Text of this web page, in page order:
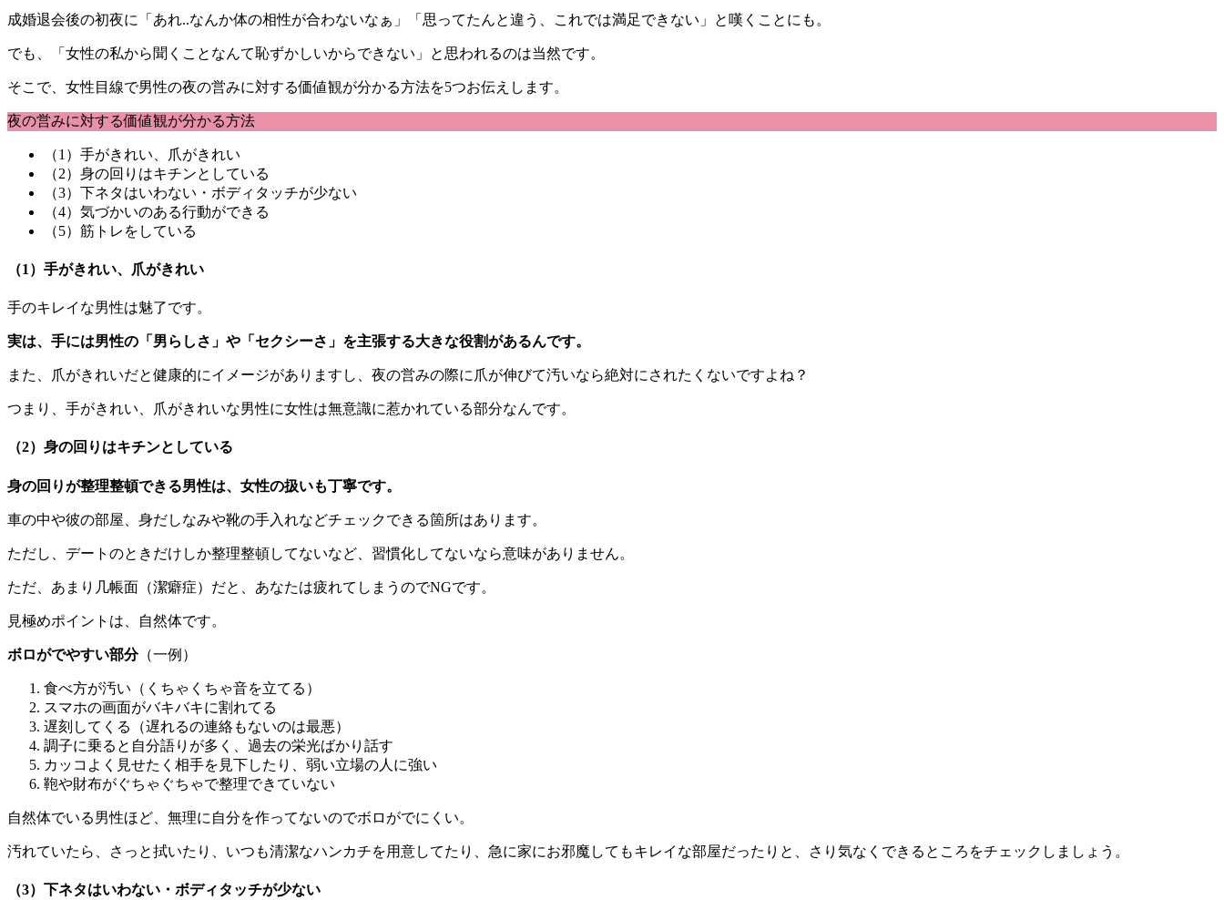
成婚退会後の初夜に「あれ..なんか体の相性が合わないなぁ」「思ってたんと違う、これでは満足できない」と嘆くことにも。
でも、「女性の私から聞くことなんて恥ずかしいからできない」と思われるのは当然です。
そこで、女性目線で男性の夜の営みに対する価値観が分かる方法を5つお伝えします。
夜の営みに対する価値観が分かる方法
（1）手がきれい、爪がきれい
（2）身の回りはキチンとしている
（3）下ネタはいわない・ボディタッチが少ない
（4）気づかいのある行動ができる
（5）筋トレをしている
（1）手がきれい、爪がきれい
手のキレイな男性は魅了です。
実は、手には男性の「男らしさ」や「セクシーさ」を主張する大きな役割があるんです。
また、爪がきれいだと健康的にイメージがありますし、夜の営みの際に爪が伸びて汚いなら絶対にされたくないですよね？
つまり、 手がきれい、爪がきれいな男性に女性は無意識に惹かれている部分なんです。
（2）身の回りはキチンとしている
身の回りが整理整頓できる男性は、女性の扱いも丁寧です。
車の中や彼の部屋、身だしなみや靴の手入れなどチェックできる箇所はあります。
ただし、デートのときだけしか整理整頓してないなど、習慣化してないなら意味がありません。
ただ、あまり几帳面（潔癖症）だと、あなたは疲れてしまうのでNGです。
見極めポイントは、自然体です。
ボロがでやすい部分（一例）
食べ方が汚い（くちゃくちゃ音を立てる）
スマホの画面がバキバキに割れてる
遅刻してくる（遅れるの連絡もないのは最悪）
調子に乗ると自分語りが多く、過去の栄光ばかり話す
カッコよく見せたく相手を見下したり、弱い立場の人に強い
鞄や財布がぐちゃぐちゃで整理できていない
自然体でいる男性ほど、無理に自分を作ってないのでボロがでにくい。
汚れていたら、さっと拭いたり、いつも清潔なハンカチを用意してたり、急に家にお邪魔してもキレイな部屋だったりと、さり気なくできるところをチェックしましょう。
（3）下ネタはいわない・ボディタッチが少ない